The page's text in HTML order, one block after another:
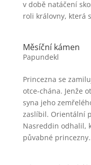
v době natáčení
roli královny, která
Měsíční kámen
Papundekl
Princezna se
otce-chána. Jenže
syna jeho
zaslíbil. Orientální
Nasreddin odhalil,
půvabné